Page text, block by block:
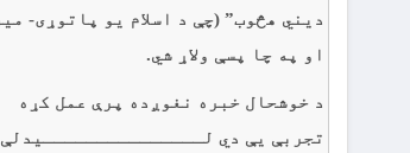
ديني هڅوب” (چې د اسلام يو پاتوړی-
او په چا پسې ولاړ شي.
د خوشحال خبره نغوږده پرې عمل کړه
تجربې يې دي لـــــــــــــــيدلې